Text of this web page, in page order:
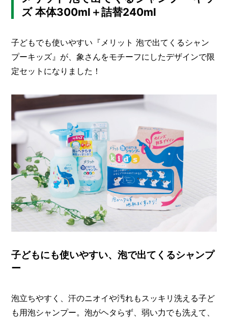
ズ 本体300ml＋詰替240ml
子どもでも使いやすい『メリット 泡で出てくるシャン
プーキッズ』が、象さんをモチーフにしたデザインで限
定セットになりました！
子どもにも使いやすい、泡で出てくるシャンプ
ー
泡立ちやすく、汗のニオイや汚れもスッキリ洗える子ど
も用泡シャンプー。泡がヘタらず、弱い力でも洗えて、